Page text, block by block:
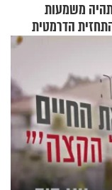
משמעות
התחזית הדרמטית